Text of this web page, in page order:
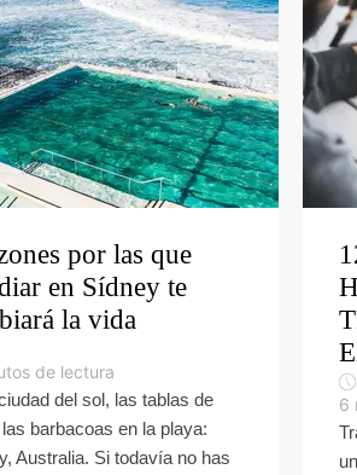
por las que
en Sídney te
la vida
de lectura
del sol, las tablas de
barbacoas en la playa:
Australia. Si todavía no has
6